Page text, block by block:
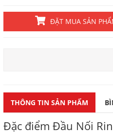
ĐẶT MUA SẢN
THÔNG TIN SẢN PHẨM
Đặc điểm Đầu Nối